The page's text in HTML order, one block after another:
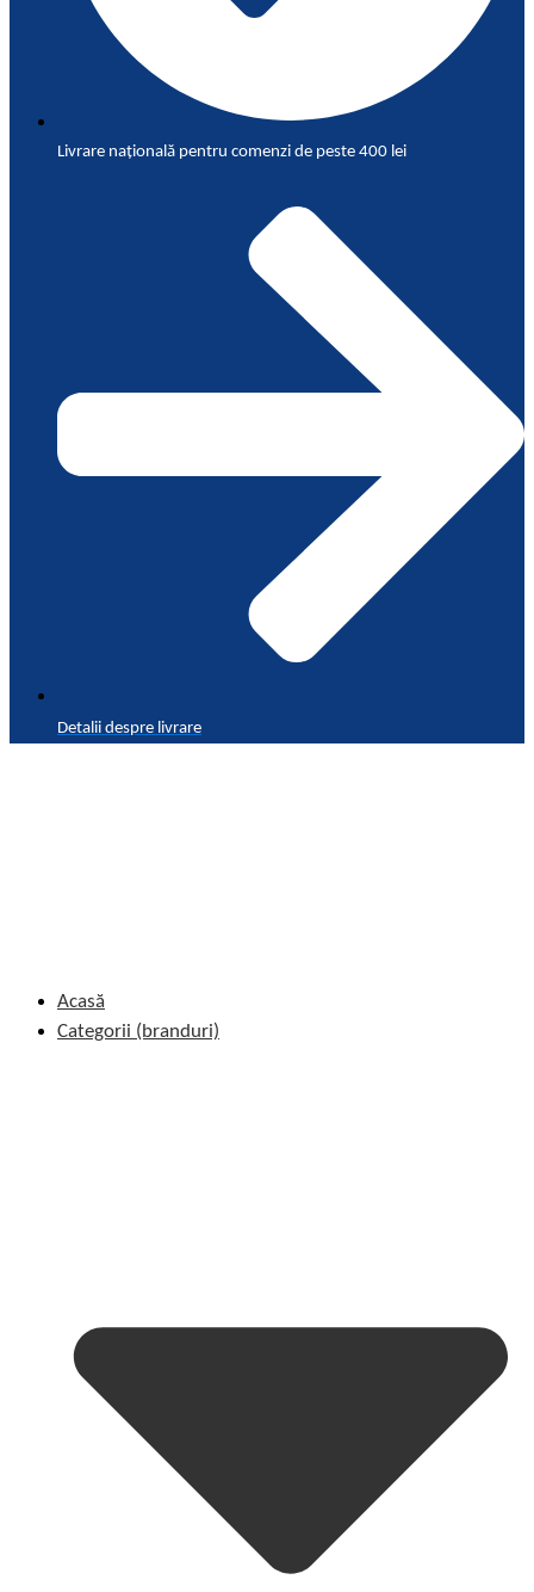
Livrare națională pentru comenzi de peste 400 lei
Detalii despre livrare
Acasă
Categorii (branduri)